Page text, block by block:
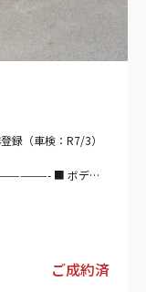
【車検整備
量税、自賠責保険
備（法定24ヶ月点検
【 法定整
り法定点検整備さ
お車を車検、板金
ップ致します！！
証付：販売店
証費用は本体価
ご確認ください。
の大切なお車を車
録（車検：R7/3）
■ ボデ
■ 走行：
ターボ／２０００
8AT ■ 最高出力：
■ セダン／4WD
ご成約済